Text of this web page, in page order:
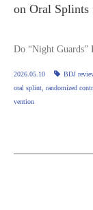
on Oral
Do “Night
2026.05.10 BDJ
oral splint randomized
vention